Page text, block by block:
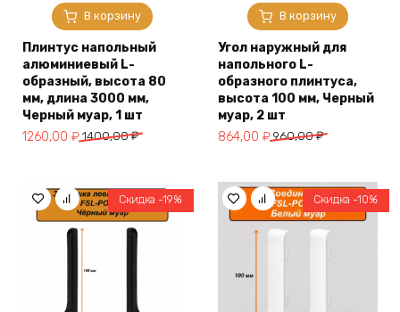
В корзину
Плинтус напольный
алюминиевый L-
образный, высота 80
мм, длина 3000 мм,
Черный муар, 1 шт
1400,00₽
Первоначальная
1400,00 ₽.
1260,00 ₽
Текущая
В корзину
Угол наружный для
напольного L-
образного плинтуса,
высота 100 мм, Черный
муар, 2 шт
960,00₽
Первоначальная
960,00 ₽.
864,00 ₽
Текущая
Скидка -19% Скидка -10%